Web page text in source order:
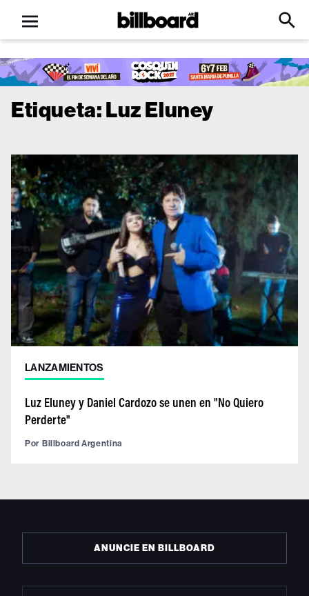
Open
menu
Billboard
Click
Input
Etiqueta:Luz Eluney
LANZAMIENTOS
Luz Eluney y Daniel Cardozo se unen en "No Quiero
Perderte"
Por Billboard Argentina
ANUNCIE EN BILLBOARD